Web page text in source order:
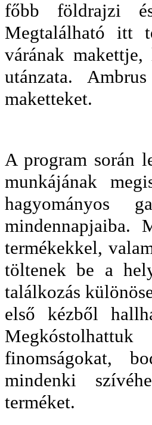
főbb földrajzi
Megtalálható itt
várának
utánzata.
maketteket.
A program során
munkájának
hagyományos
mindennapjaiba.
termékekkel,
töltenek be a
találkozás
első kézből
finomságokat,
mindenki
terméket.